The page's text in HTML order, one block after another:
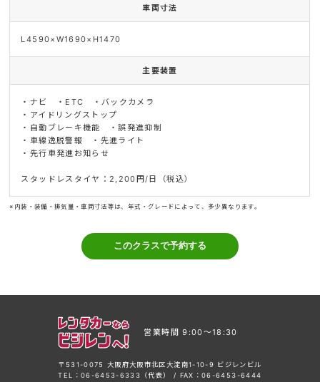
車両寸法
L4590×W1690×H1470
主要装置
・ナビ ・ETC ・バックカメラ
・アイドリングストップ
・自動ブレーキ機能 ・誤発進抑制
・車線逸脱警報 ・先進ライト
・先行車発進お知らせ
スタッドレスタイヤ：2,200円/日（税込）
※内装・装備・排気量・車両寸法等は、年式・グレードによって、多少異なります。
営業時間 9:00〜18:30
〒531-0075 大阪府大阪市北区大淀南1-10-9 ビジレンビル
TEL：06-6453-6333（代表） / FAX：06-6453-6444